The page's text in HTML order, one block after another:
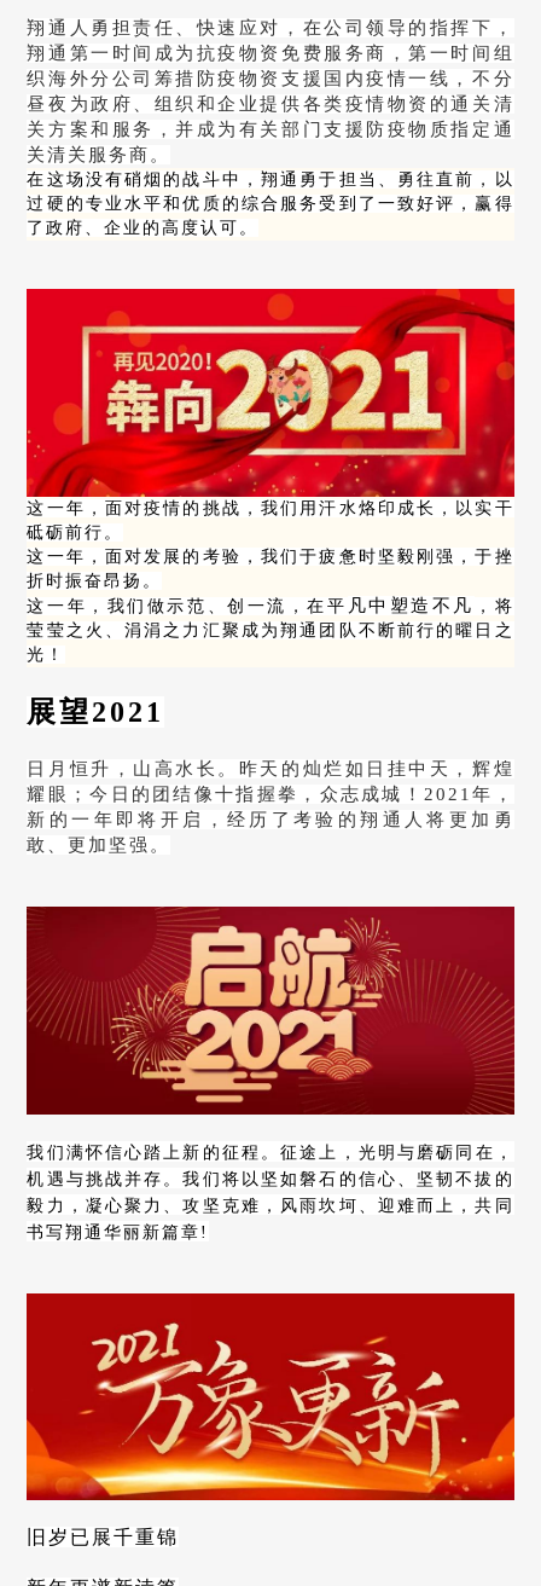
翔通人勇担责任、快速应对，在公司领导的指挥下，
翔通第一时间成为抗疫物资免费服务商，第一时间组
织海外分公司筹措防疫物资支援国内疫情一线，不分
昼夜为政府、组织和企业提供各类疫情物资的通关清
关方案和服务，并成为有关部门支援防疫物质指定通
关清关服务商。
在这场没有硝烟的战斗中，翔通勇于担当、勇往直前，以
过硬的专业水平和优质的综合服务受到了一致好评，赢得
了政府、企业的高度认可。
这一年，面对疫情的挑战，我们用汗水烙印成长，以实干
砥砺前行。
这一年，面对发展的考验，我们于疲惫时坚毅刚强，于挫
折时振奋昂扬。
这一年，我们做示范、创一流，在平 凡中塑造不凡 ，将
莹莹之火、涓涓之力汇聚成为翔通团队不断前行的曜日之
光！
展望2021
日月恒升，山高水长。昨天的灿烂如日挂中天，辉煌
耀眼；今日的团结像十指握拳，众志成城！2021年，
新的一年即将开启，经历了考验的翔通人将更加勇
敢、更加坚强。
我们满怀信心踏上新的征程。征途上， 光明 与 磨砺 同在，
机遇与挑战并存。我们将以坚如磐石的信心、坚韧不拔的
毅力，凝心聚力、攻坚克难，风雨坎坷、迎难而上，共同
书写翔通华丽 新篇章!
旧岁已展千重锦